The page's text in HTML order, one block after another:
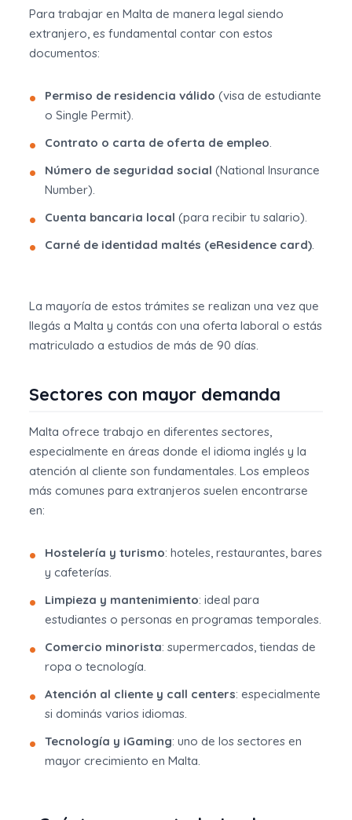
Para trabajar en Malta de manera legal siendo
extranjero, es fundamental contar con estos
documentos:
Permiso de residencia válido (visa de estudiante
o Single Permit).
Contrato o carta de oferta de empleo.
Número de seguridad social (National Insurance
Number).
Cuenta bancaria local (para recibir tu salario).
Carné de identidad maltés (eResidence card).
La mayoría de estos trámites se realizan una vez que
llegás a Malta y contás con una oferta laboral o estás
matriculado a estudios de más de 90 días.
Sectores con mayor demanda
Malta ofrece trabajo en diferentes sectores,
especialmente en áreas donde el idioma inglés y la
atención al cliente son fundamentales. Los empleos
más comunes para extranjeros suelen encontrarse
en:
Hostelería y turismo: hoteles, restaurantes, bares
y cafeterías.
Limpieza y mantenimiento: ideal para
estudiantes o personas en programas temporales.
Comercio minorista: supermercados, tiendas de
ropa o tecnología.
Atención al cliente y call centers: especialmente
si dominás varios idiomas.
Tecnología y iGaming: uno de los sectores en
mayor crecimiento en Malta.